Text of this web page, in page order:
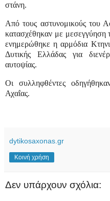
στάνη.
Από τους αστυνομικούς του
κατασχέθηκαν με μεσεγγύηση
ενημερώθηκε η αρμόδια
Δυτικής Ελλάδας για
αυτοψίας.
Οι συλληφθέντες
Αχαΐας.
dytikosaxonas.gr
Κοινή χρήση
Δεν υπάρχουν σχόλια: